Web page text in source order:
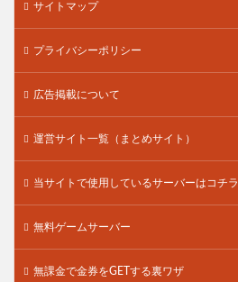
サイトマップ
プライバシーポリシー
広告掲載について
運営サイト一覧（まとめサイト）
当サイトで使用しているサーバーはコチラ
無料ゲームサーバー
無課金で金券をGETする裏ワザ